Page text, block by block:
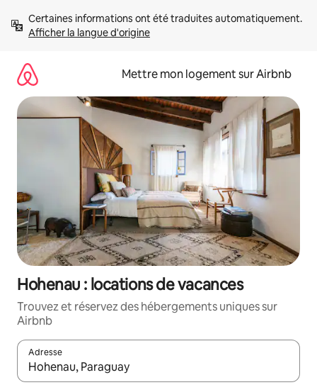
directement
Afficher la langue d'origine
Mettre mon logement sur Airbnb
Hohenau : locations de vacances
Trouvez et réservez des hébergements uniques sur
Airbnb
Adresse
Lorsque les résultats s'affichent, utilisez les flèches vers le